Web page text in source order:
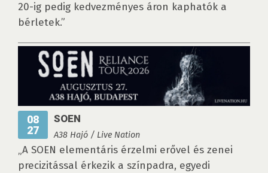
20-ig pedig kedvezményes áron kaphatók a
bérletek.”
08
27
SOEN
A38 Hajó / Live Nation
„A SOEN elementáris érzelmi erővel és zenei
precizitással érkezik a színpadra, egyedi